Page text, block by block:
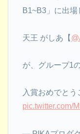
B1~B3」に出場
天王 がしあ【
が、グループ1
入賞おめでとう
pic.twitter.com/